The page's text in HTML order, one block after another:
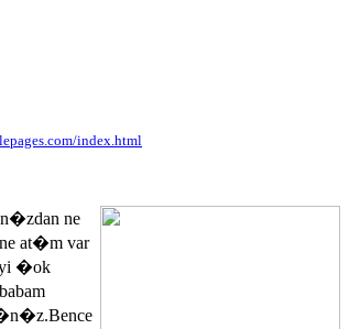
index.html
ne
at�m var
�ok